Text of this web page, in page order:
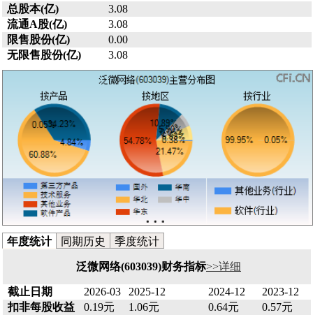
总股本(亿)
3.08
流通A股(亿)
3.08
限售股份(亿)
0.00
无限售股份(亿)
3.08
年度统计 同期历史 季度统计
泛微网络(603039)财务指标>>详细
截止日期 2026-03 2025-12 2024-12
2023-12
扣非每股收益
0.19元 1.06元 0.64元
0.57元